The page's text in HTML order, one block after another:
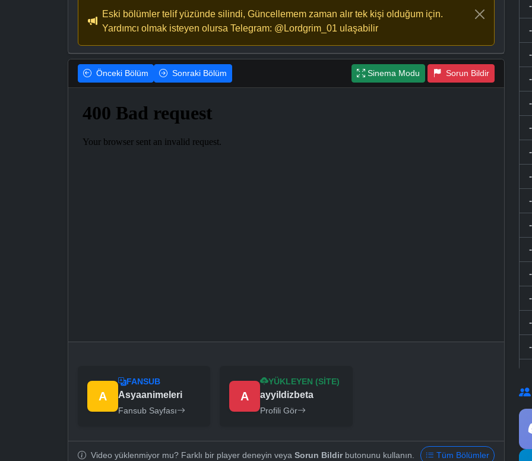
Eski bölümler telif yüzünde silindi, Güncellemem zaman alır tek kişi olduğum için.
Yardımcı olmak isteyen olursa Telegram: @Lordgrim_01 ulaşabilir
Önceki Bölüm Sonraki Bölüm Sinema Modu Sorun Bildir
A
FANSUB
Asyaanimeleri
Fansub Sayfası
A
YÜKLEYEN (SITE)
ayyildizbeta
Profili Gör
Video yüklenmiyor mu? Farklı bir player deneyin veya Sorun Bildirbutonunu kullanın. Tüm Bölümler
-
-
-
-
-
-
-
-
-
-
-
-
-
-
-
-